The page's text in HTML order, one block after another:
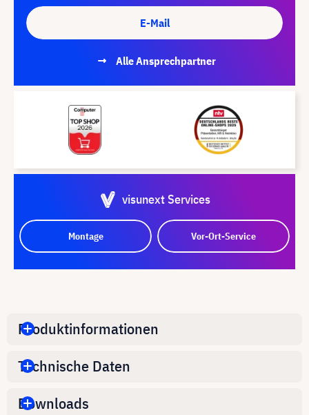
E-Mail
Alle Ansprechpartner
visunext Services
Montage Vor-Ort-Service
Produktinformationen
Technische Daten
Downloads